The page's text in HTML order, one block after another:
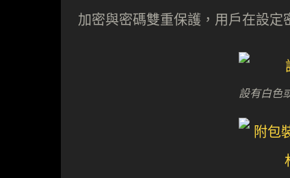
加密與密碼雙重保護，用戶在設定
設有白色